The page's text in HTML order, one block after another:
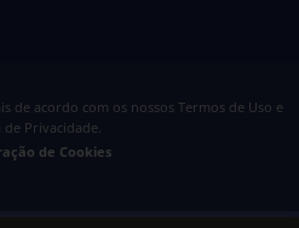
de acordo com os nossos Termos de Uso e
de Privacidade.
de Cookies